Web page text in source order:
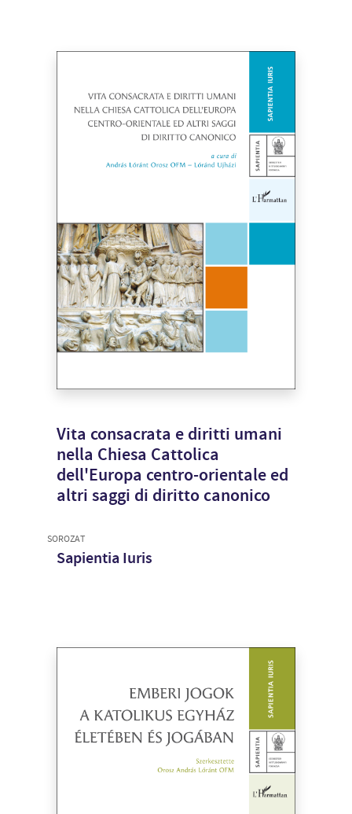
Vita consacrata e diritti umani
nella Chiesa Cattolica
dell'Europa centro-orientale ed
altri saggi di diritto canonico
SOROZAT
Sapientia Iuris